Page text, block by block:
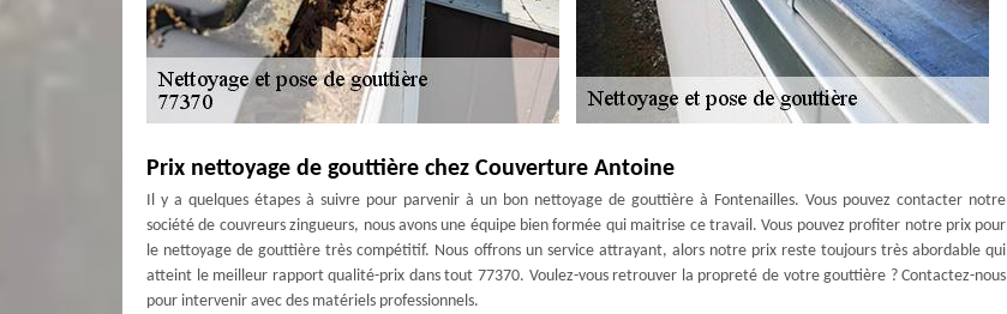
Prix nettoyage de gouttière chez Couverture Antoine
Il y a quelques étapes à suivre pour parvenir à un bon nettoyage de gouttière à Fontenailles. Vous pouvez contacter notre
société de couvreurs zingueurs, nous avons une équipe bien formée qui maitrise ce travail. Vous pouvez profiter notre prix pour
le nettoyage de gouttière très compétitif. Nous offrons un service attrayant, alors notre prix reste toujours très abordable qui
atteint le meilleur rapport qualité-prix dans tout 77370. Voulez-vous retrouver la propreté de votre gouttière ? Contactez-nous
pour intervenir avec des matériels professionnels.